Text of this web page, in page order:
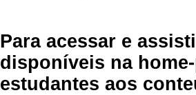
Para acessar e
disponíveis na
estudantes aos